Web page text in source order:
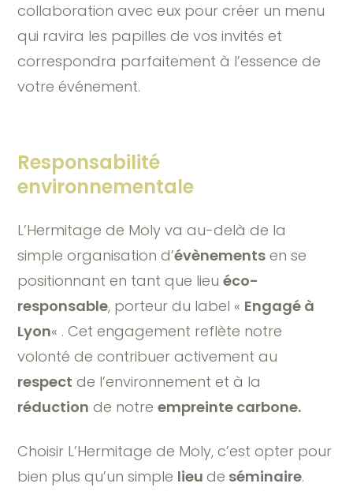
collaboration avec eux pour créer un menu
qui ravira les papilles de vos invités et
correspondra parfaitement à l’essence de
votre événement.
Responsabilité
environnementale
L’Hermitage de Moly va au-delà de la
simple organisation d’évènements en se
positionnant en tant que lieuéco-
responsable, porteur du label « Engagé à
Lyon« . Cet engagement reflète notre
volonté de contribuer activement au
respect de l’environnement et à la
réduction de notreempreinte carbone.
Choisir L’Hermitage de Moly, c’est opter pour
bien plus qu’un simple lieude séminaire.